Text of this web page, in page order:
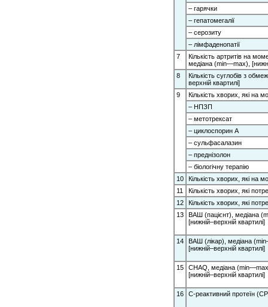
– гарячки
– гепатомегалії
– серозиту
– лімфаденопатії
7
Кількість артритів на
медіана (min—max),
8
Кількість суглобів з
верхній квартилі]
9
Кількість хворих, які на
– НПЗП
– метотрексат
– циклоспорин А
– сульфасалазин
– преднізолон
– біологічну терапію
10
Кількість хворих, які на
11
Кількість хворих, які
12
Кількість хворих, які
13
ВАШ (пацієнт), медіана
[нижній–верхній квартилі]
14
ВАШ (лікар), медіана
[нижній–верхній квартилі]
15
CHAQ, медіана
[нижній–верхній квартилі]
16 С-реактивний протеїн